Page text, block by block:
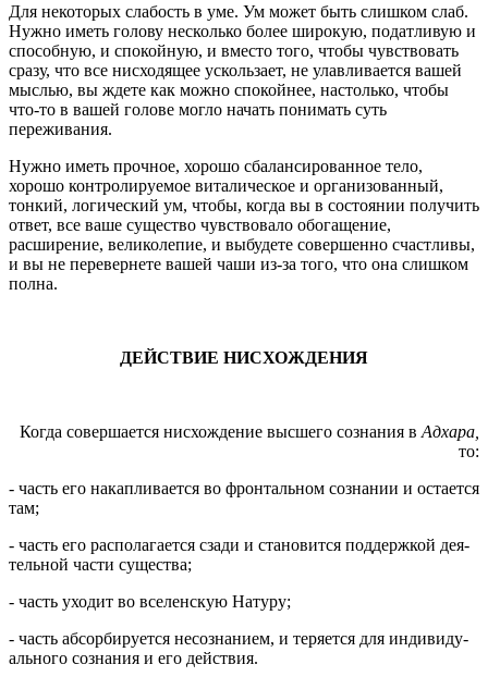
Для некоторых слабость в уме. Ум может быть слишком слаб.
Нужно иметь голову несколько более широкую, податливую и
способ­ную, и спокойную, и вместо того, чтобы чувствовать
сразу, что все нисходящее ускользает, не улавливается вашей
мыслью, вы ждете как можно спокойнее, настолько, чтобы
что-то в вашей голове могло начать понимать суть
переживания.
Нужно иметь прочное, хорошо сбалансированное тело,
хорошо контролируемое виталическое и организованный,
тонкий, логический ум, чтобы, когда вы в состоянии получить
ответ, все ваше существо чувствовало обогащение,
расширение, великолепие, и выбудете совер­шенно счастливы,
и вы не перевернете вашей чаши из-за того, что она слишком
полна.
ДЕЙСТВИЕ НИСХОЖДЕНИЯ
Когда совершается нисхождение высшего сознания в Адхара,
то:
- часть его накапливается во фронтальном сознании и остается
там;
- часть его располагается сзади и становится поддержкой дея­
тельной части существа;
- часть уходит во вселенскую Натуру;
- часть абсорбируется несознанием, и теряется для индивиду­
ального сознания и его действия.